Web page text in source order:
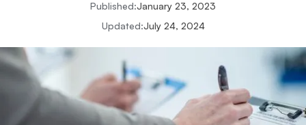
Published:January 23, 2023
Updated:July 24, 2024